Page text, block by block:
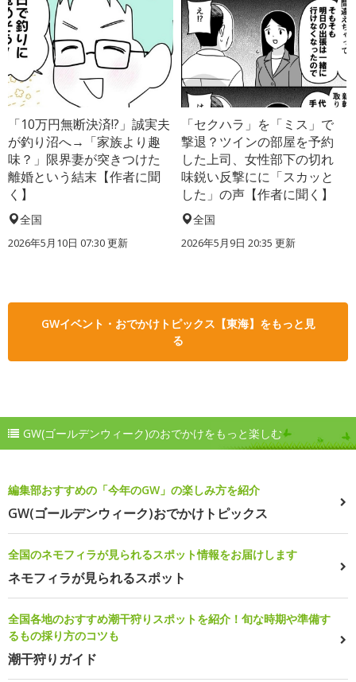
「10万円無断決済!?」誠実夫
が釣り沼へ→「家族より趣
味？」限界妻が突きつけた
離婚という結末【作者に聞
く】
全国
2026年5月10日 07:30 更新
「セクハラ」を「ミス」で
撃退？ツインの部屋を予約
した上司、女性部下の切れ
味鋭い反撃にに「スカッと
した」の声【作者に聞く】
全国
2026年5月9日 20:35 更新
GWイベント・おでかけトピックス【東海】をもっと見
る
GW(ゴールデンウィーク)のおでかけをもっと楽しむ
編集部おすすめの「今年のGW」の楽しみ方を紹介
GW(ゴールデンウィーク)おでかけトピックス
全国のネモフィラが見られるスポット情報をお届けします
ネモフィラが見られるスポット
全国各地のおすすめ潮干狩りスポットを紹介！旬な時期や準備す
るもの採り方のコツも
潮干狩りガイド